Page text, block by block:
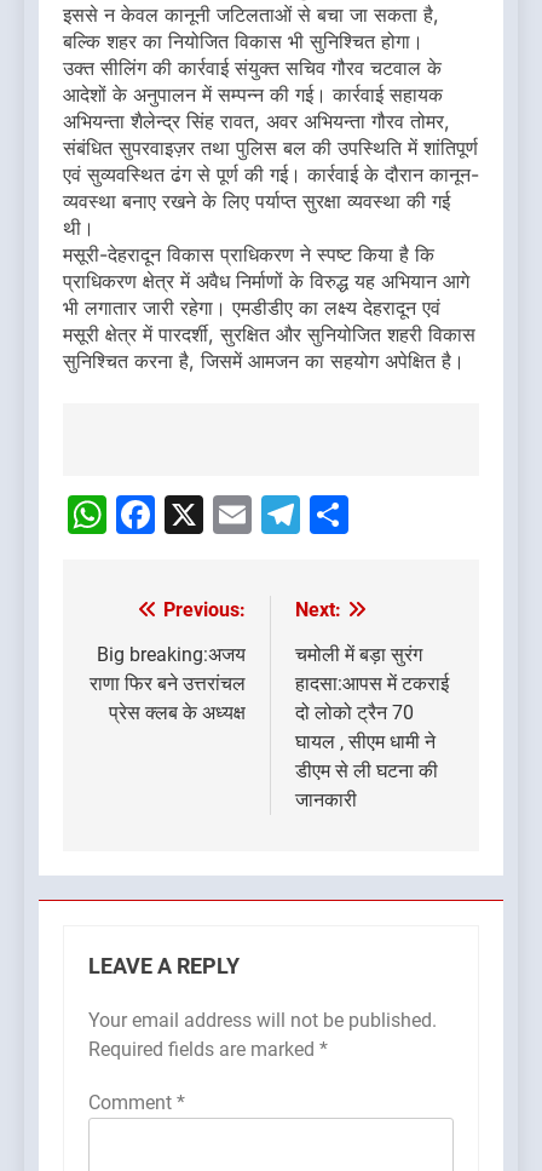
इससे न केवल कानूनी जटिलताओं से बचा जा सकता है,
बल्कि शहर का नियोजित विकास भी सुनिश्चित होगा।
उक्त सीलिंग की कार्रवाई संयुक्त सचिव गौरव चटवाल के
आदेशों के अनुपालन में सम्पन्न की गई। कार्रवाई सहायक
अभियन्ता शैलेन्द्र सिंह रावत, अवर अभियन्ता गौरव तोमर,
संबंधित सुपरवाइज़र तथा पुलिस बल की उपस्थिति में शांतिपूर्ण
एवं सुव्यवस्थित ढंग से पूर्ण की गई। कार्रवाई के दौरान कानून-
व्यवस्था बनाए रखने के लिए पर्याप्त सुरक्षा व्यवस्था की गई
थी।
मसूरी-देहरादून विकास प्राधिकरण ने स्पष्ट किया है कि
प्राधिकरण क्षेत्र में अवैध निर्माणों के विरुद्ध यह अभियान आगे
भी लगातार जारी रहेगा। एमडीडीए का लक्ष्य देहरादून एवं
मसूरी क्षेत्र में पारदर्शी, सुरक्षित और सुनियोजित शहरी विकास
सुनिश्चित करना है, जिसमें आमजन का सहयोग अपेक्षित है।
navigation
WhatsApp
Facebook
X EmailTelegram
Post
navigation
Previous:
Big breaking:अजय
राणा फिर बने उत्तरांचल
प्रेस क्लब के अध्यक्ष
Next:
चमोली में बड़ा सुरंग
हादसा:आपस में टकराई
दो लोको ट्रैन 70
घायल , सीएम धामी ने
डीएम से ली घटना की
जानकारी
LEAVE A REPLY
Your email address will not be published.
Required fields are marked *
Comment *